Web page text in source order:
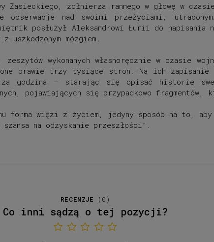
Zasieckiego, żołnierza rannego w głowę w
nad swoimi przeżyciami,
posłużył Aleksandrowi Łurii do
mózgiem.
wykonanych własnoręcznie w czasie
one prawie trzy tysiące stron. Na ich
godzina – starając się opisać historie
pojawiających się przypadkowo fragmentów,
forma więzi z życiem, jedyny sposób na to,
na odzyskanie przeszłości”.
RECENZJE ( 0 )
Co inni sądzą o tej pozycji?